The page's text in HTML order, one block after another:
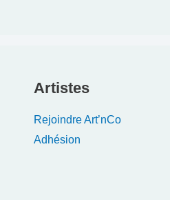
Artistes
Rejoindre Art’nCo
Adhésion